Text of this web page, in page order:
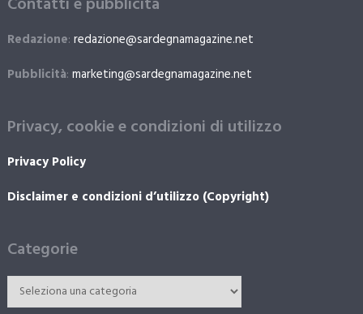
Redazione: redazione@sardegnamagazine.net
Pubblicità: marketing@sardegnamagazine.net
Privacy, cookie e condizioni di utilizzo
Privacy Policy
Disclaimer e condizioni d’utilizzo (Copyright)
Categorie